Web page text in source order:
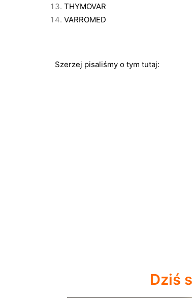
THYMOVAR
VARROMED
Szerzej pisaliśmy o tym tutaj:
Dziś